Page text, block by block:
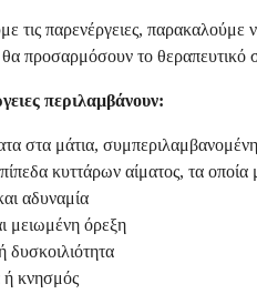
τις παρενέργειες, παρακαλούμε
προσαρμόσουν το θεραπευτικό
περιλαμβάνουν:
στα μάτια,
κυττάρων αίματος, τα
αδυναμία
μειωμένη όρεξη
δυσκοιλιότητα
κνησμός